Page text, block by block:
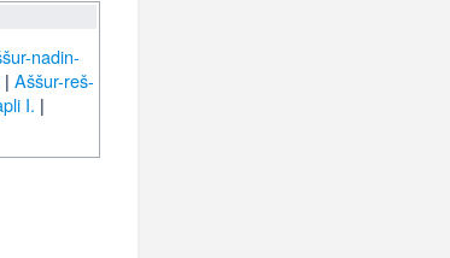
nadin-
| Aššur-reš-
I. |